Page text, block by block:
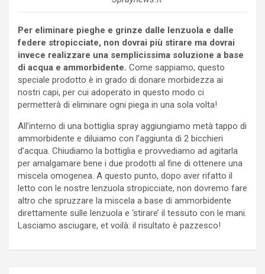
Per eliminare pieghe e grinze dalle lenzuola e dalle
federe stropicciate, non dovrai più stirare ma dovrai
invece realizzare una semplicissima soluzione a base
di acqua e ammorbidente. Come sappiamo, questo
speciale prodotto è in grado di donare morbidezza ai
nostri capi, per cui adoperato in questo modo ci
permetterà di eliminare ogni piega in una sola volta!
All’interno di una bottiglia spray aggiungiamo metà tappo di
ammorbidente e diluiamo con l’aggiunta di 2 bicchieri
d’acqua. Chiudiamo la bottiglia e provvediamo ad agitarla
per amalgamare bene i due prodotti al fine di ottenere una
miscela omogenea. A questo punto, dopo aver rifatto il
letto con le nostre lenzuola stropicciate, non dovremo fare
altro che spruzzare la miscela a base di ammorbidente
direttamente sulle lenzuola e ‘stirare’ il tessuto con le mani.
Lasciamo asciugare, et voilà: il risultato è pazzesco!